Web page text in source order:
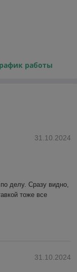
работы
31.10.2024
делу. Сразу видно,
тоже все
31.10.2024